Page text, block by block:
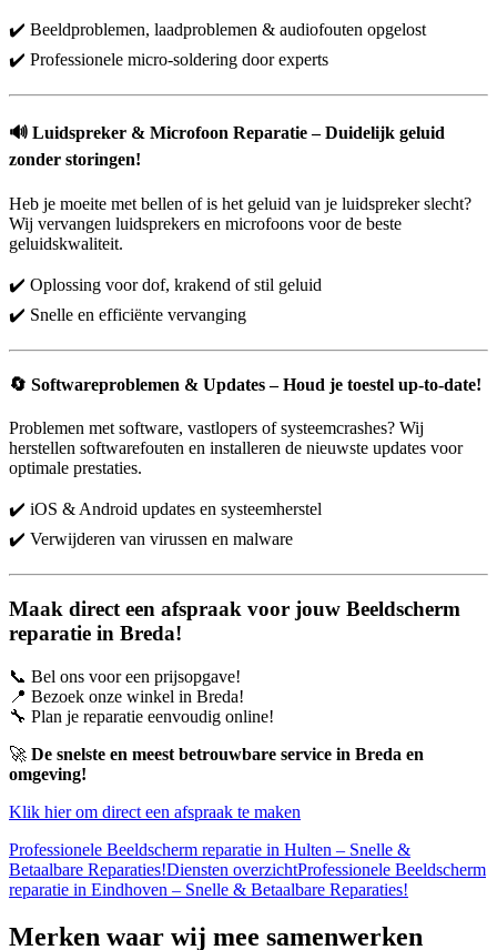
✔️ Beeldproblemen, laadproblemen & audiofouten opgelost
✔️ Professionele micro-soldering door experts
🔊 Luidspreker & Microfoon Reparatie – Duidelijk geluid
zonder storingen!
Heb je moeite met bellen of is het geluid van je luidspreker slecht?
Wij vervangen luidsprekers en microfoons voor de beste
geluidskwaliteit.
✔️ Oplossing voor dof, krakend of stil geluid
✔️ Snelle en efficiënte vervanging
🔄 Softwareproblemen & Updates – Houd je toestel up-to-date!
Problemen met software, vastlopers of systeemcrashes? Wij
herstellen softwarefouten en installeren de nieuwste updates voor
optimale prestaties.
✔️ iOS & Android updates en systeemherstel
✔️ Verwijderen van virussen en malware
Maak direct een afspraak voor jouw Beeldscherm
reparatie in Breda!
📞 Bel ons voor een prijsopgave!
📍 Bezoek onze winkel in Breda!
🔧 Plan je reparatie eenvoudig online!
🚀 De snelste en meest betrouwbare service in Breda en
omgeving!
Klik hier om direct een afspraak te maken
Professionele Beeldscherm reparatie in Hulten – Snelle &
Betaalbare Reparaties!Diensten overzichtProfessionele Beeldscherm
reparatie in Eindhoven – Snelle & Betaalbare Reparaties!
Merken waar wij mee samenwerken